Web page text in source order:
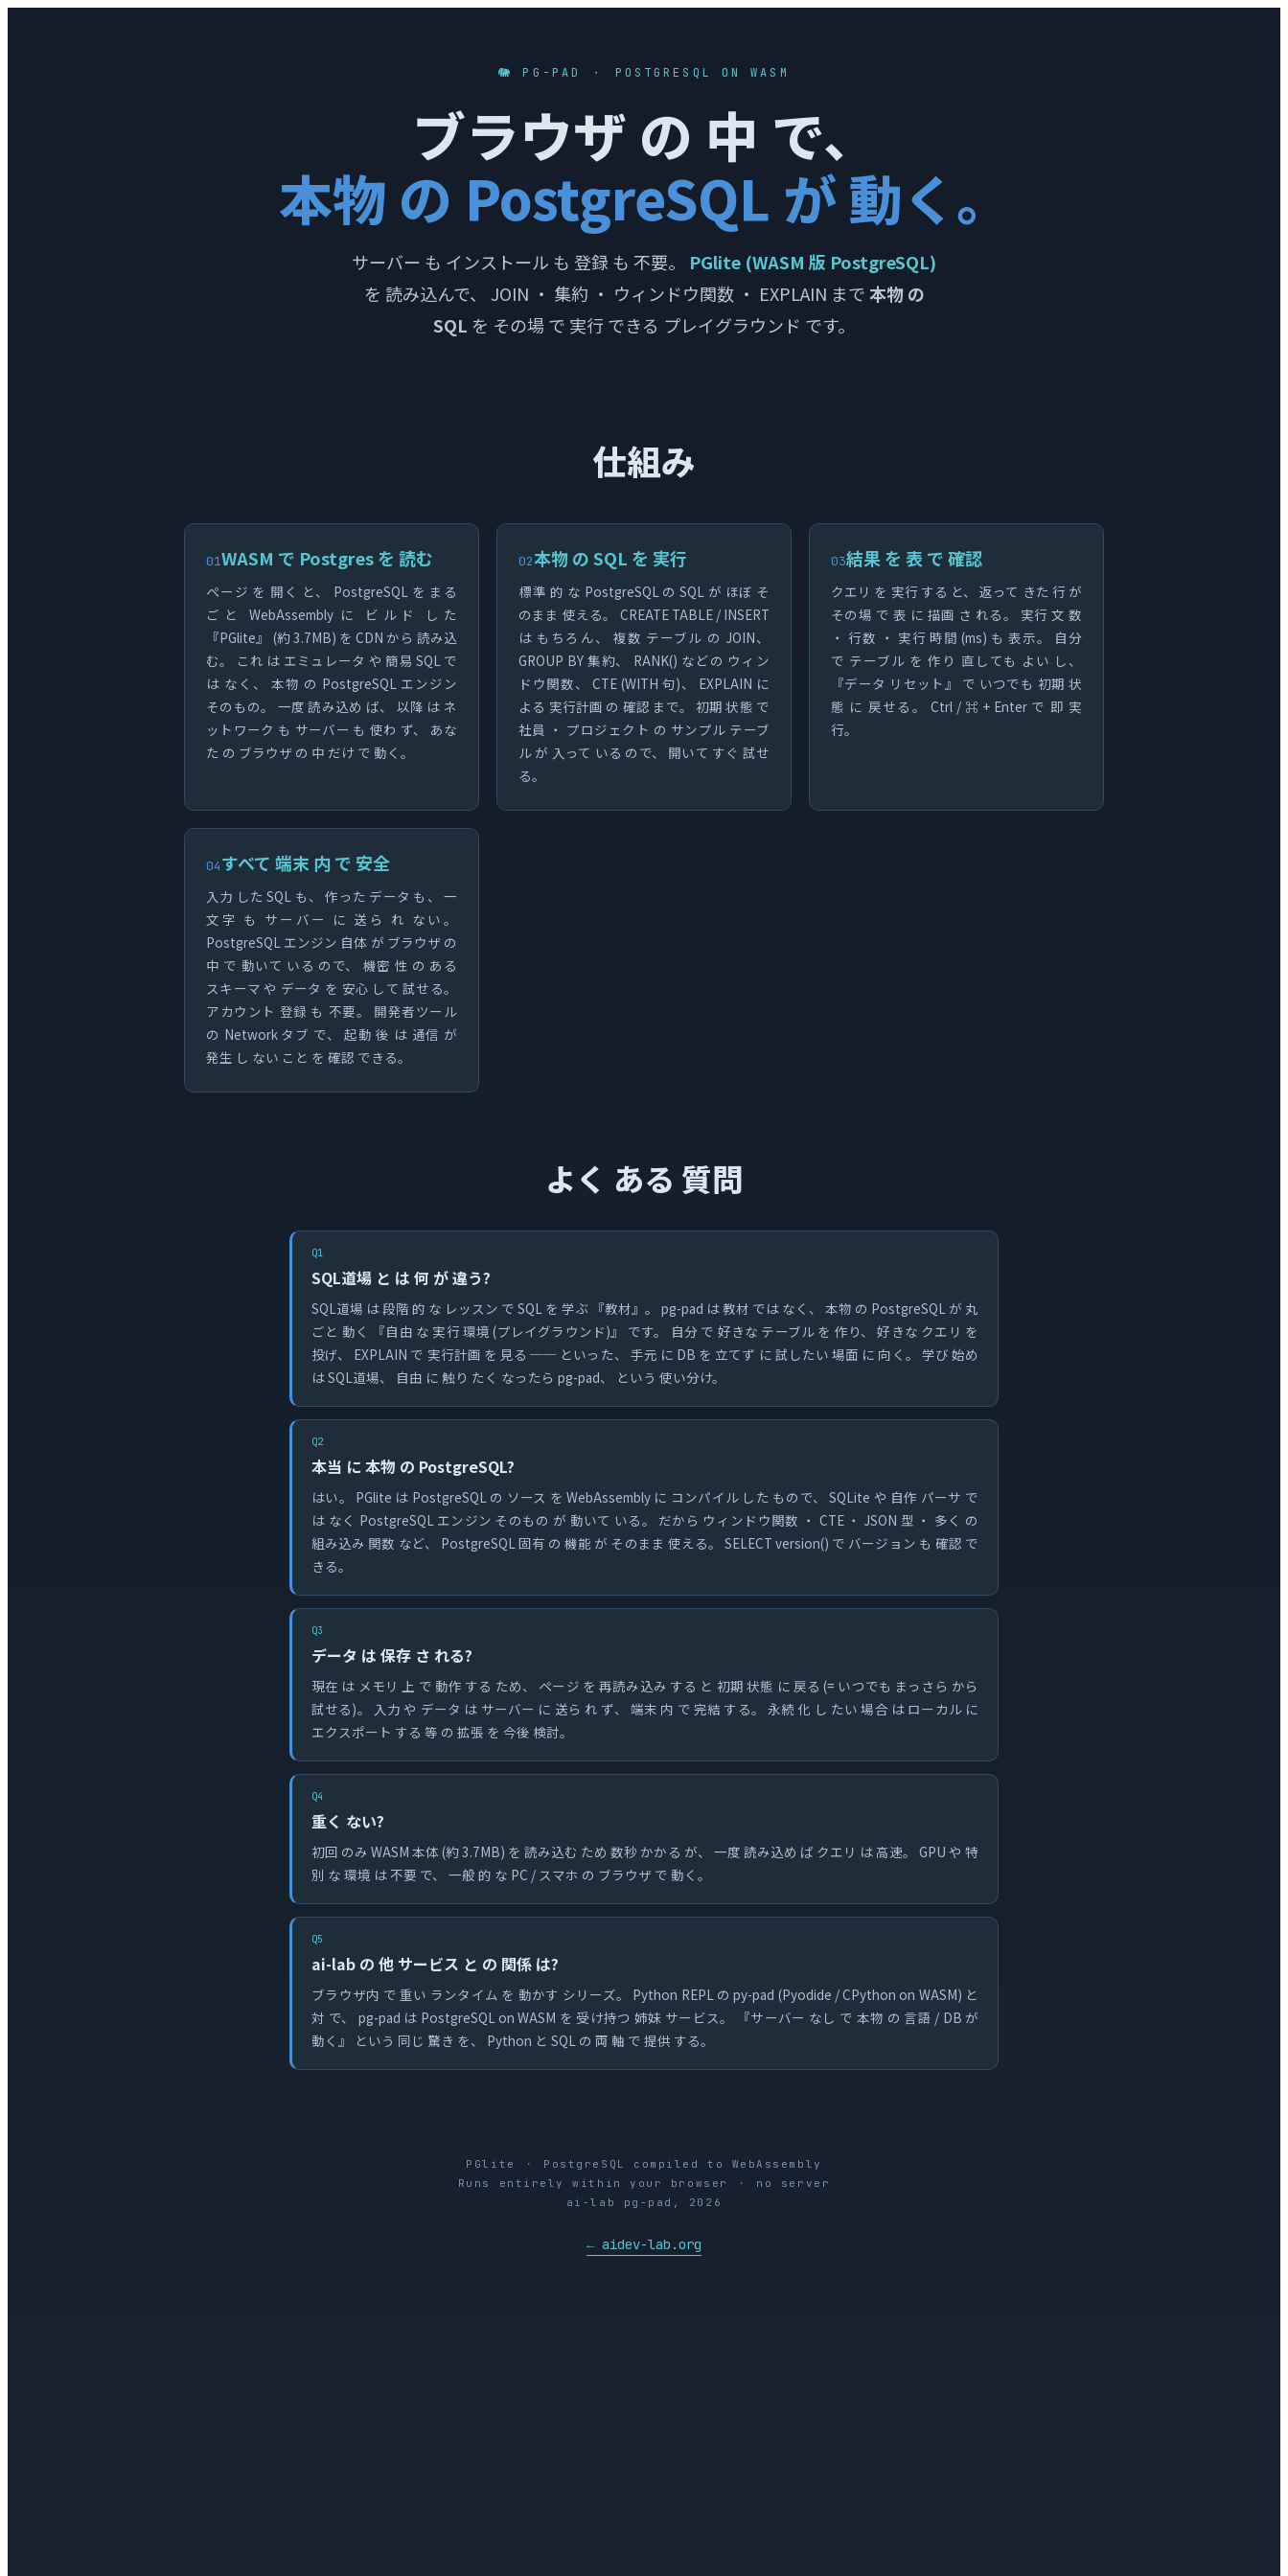
🐘 PG-PAD ・ POSTGRESQL ON WASM
ブラウザ の 中 で、
本物 の PostgreSQL が 動く。
サーバー も インストール も 登録 も 不要。 PGlite (WASM 版 PostgreSQL)
を 読み込んで、 JOIN ・ 集約 ・ ウィンドウ関数 ・ EXPLAIN まで本物 の
SQL を その場 で 実行 できる プレイグラウンド です。
仕組み
01WASM で Postgres を 読む
ページ を 開く と、 PostgreSQL を まる
ごと WebAssembly に ビルド した
『PGlite』 (約 3.7MB) を CDN から 読み込
む。 これ は エミュレータ や 簡易 SQL で
は なく、 本物 の PostgreSQL エンジン
そのもの。 一度 読み込め ば、 以降 は ネ
ットワーク も サーバー も 使わ ず、 あな
た の ブラウザ の 中 だけ で 動く。
02本物 の SQL を 実行
標準 的 な PostgreSQL の SQL が ほぼ そ
のまま 使える。 CREATE TABLE / INSERT
は もちろん、 複数 テーブル の JOIN、
GROUP BY 集約、 RANK() などの ウィン
ドウ関数、 CTE (WITH 句)、 EXPLAIN に
よる 実行計画 の 確認 まで。 初期 状態 で
社員 ・ プロジェクト の サンプル テーブ
ル が 入って いる ので、 開いて すぐ 試せ
る。
03結果 を 表 で 確認
クエリ を 実行 する と、 返って きた 行 が
その場 で 表 に 描画 さ れる。 実行 文 数
・ 行数 ・ 実行 時間 (ms) も 表示。 自分
で テーブル を 作り 直しても よい し、
『データ リセット』 で いつでも 初期 状
態 に 戻せる。 Ctrl / ⌘ + Enter で 即 実
行。
04すべて 端末 内 で 安全
入力 した SQL も、 作った データ も、 一
文字 も サーバー に 送ら れ ない。
PostgreSQL エンジン 自体 が ブラウザ の
中 で 動いて いる ので、 機密 性 の ある
スキーマ や データ を 安心 して 試せる。
アカウント 登録 も 不要。 開発者ツール
の Network タブ で、 起動 後 は 通信 が
発生 し ない こと を 確認 できる。
よく ある 質問
Q1
SQL道場 と は 何 が 違う?
SQL道場 は 段階 的 な レッスン で SQL を 学ぶ 『教材』。 pg-pad は 教材 では なく、 本物 の PostgreSQL が 丸
ごと 動く 『自由 な 実行 環境 (プレイグラウンド)』 です。 自分 で 好きな テーブル を 作り、 好きな クエリ を
投げ、 EXPLAIN で 実行計画 を 見る ── といった、 手元 に DB を 立てず に 試したい 場面 に 向く。 学び 始め
は SQL道場、 自由 に 触り たく なったら pg-pad、 という 使い分け。
Q2
本当 に 本物 の PostgreSQL?
はい。 PGlite は PostgreSQL の ソース を WebAssembly に コンパイル した もので、 SQLite や 自作 パーサ で
は なく PostgreSQL エンジン そのもの が 動いて いる。 だから ウィンドウ関数 ・ CTE ・ JSON 型 ・ 多く の
組み込み 関数 など、 PostgreSQL 固有 の 機能 が そのまま 使える。 SELECT version() で バージョン も 確認 で
きる。
Q3
データ は 保存 さ れる?
現在 は メモリ 上 で 動作 する ため、 ページ を 再読み込み する と 初期 状態 に 戻る (= いつでも まっさら から
試せる)。 入力 や データ は サーバー に 送ら れ ず、 端末 内 で 完結 する。 永続 化 し たい 場合 は ローカル に
エクスポート する 等 の 拡張 を 今後 検討。
Q4
重く ない?
初回 のみ WASM 本体 (約 3.7MB) を 読み込む ため 数秒 かかる が、 一度 読み込め ば クエリ は 高速。 GPU や 特
別 な 環境 は 不要 で、 一般 的 な PC / スマホ の ブラウザ で 動く。
Q5
ai-lab の 他 サービス と の 関係 は?
ブラウザ内 で 重い ランタイム を 動かす シリーズ。 Python REPL の py-pad (Pyodide / CPython on WASM) と
対 で、 pg-pad は PostgreSQL on WASM を 受け持つ 姉妹 サービス。 『サーバー なし で 本物 の 言語 / DB が
動く』 という 同じ 驚き を、 Python と SQL の 両 軸 で 提供 する。
PGlite ・ PostgreSQL compiled to WebAssembly
Runs entirely within your browser ・ no server
ai-lab pg-pad, 2026
← aidev-lab.org